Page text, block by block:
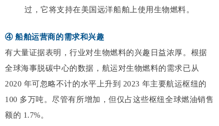
过，它将支持在美国远洋船舶上使用生物燃料。
④ 船舶运营商的需求和兴趣
有大量证据表明，行业对生物燃料的兴趣日益浓厚。根据
全球海事脱碳中心的数据，航运对生物燃料的需求已从
2020 年可忽略不计的水平上升到 2023 年主要航运枢纽的
100 多万吨。尽管有所增加，但仅占这些枢纽全球燃油销售
额的 1.7%。